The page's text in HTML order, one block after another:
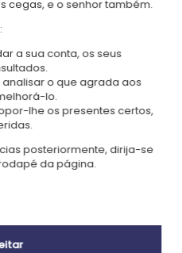
das crianças. Com as
lanche, peluche, primeiros
suas alças ajustáveis
a sua pala magnética facilita a
das mais pequenas.
verdadeiramente único,
do nome da sua criança na
perfeito para um regresso
Natal ou o dia da criança, este
e útil, cheio de poesia e
cegas, e o senhor também.
a sua conta, os seus
o que agrada aos
lo.
lhe os presentes certos,
posteriormente, dirija-se
da página.